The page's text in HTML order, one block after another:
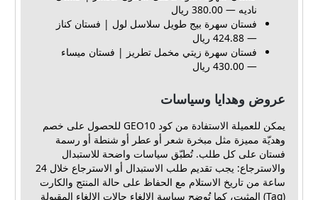
ناديه — 380.00 ريال
فستان سهرة بيج طويل سلاسل لول | فستان كناز
— 424.88 ريال
فستان سهرة زيتي مخمل تطريز | فستان ميساء
— 430.00 ريال
عروض وهدايا وسياسات
يمكن للعميلة الاستفادة من كود GEO10 للحصول على خصم
وهديّة مميزة مثل مبخرة شعر أو عطر أو شنطة أو رسمة
فستان على كل طلب. تُطبّق سياسات واضحة للاستبدال
والاسترجاع: يجب تقديم طلب الاستبدال أو الاسترجاع خلال 24
ساعة من تاريخ الاستلام مع الحفاظ على حالة المنتج والكارت
(Tag) المثبت، كما تُوضح سياسة الإلغاء حالات الإلغاء المقبولة